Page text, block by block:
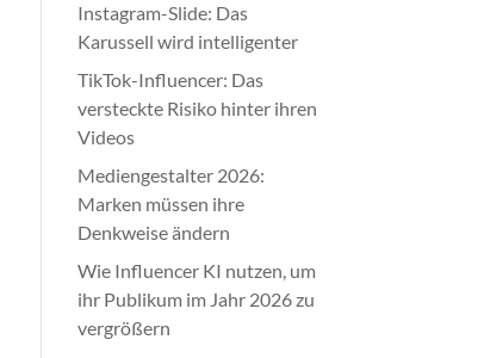
Instagram-Slide: Das
Karussell wird intelligenter
TikTok-Influencer: Das
versteckte Risiko hinter ihren
Videos
Mediengestalter 2026:
Marken müssen ihre
Denkweise ändern
Wie Influencer KI nutzen, um
ihr Publikum im Jahr 2026 zu
vergrößern